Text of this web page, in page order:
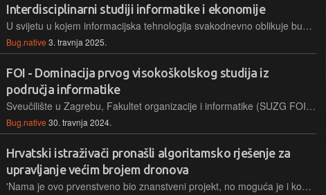
Interdisciplinarni studiji informatike i ekonomije
U svijetu u kojem informacijska tehnologija svakodnevno oblikuje budućnost, izbor pravog fakulteta ključan je za profesionalni uspjeh. Ako tražite mjesto koje spaja vrhunsku teorijsku podlogu s praktičnim iskustvom i snažnom povezanošću s industrijom, Fakultet organizacije i informatike (FOI), sastavnica Sveučilišta u Zagrebu, najbolji je izbor
Bug.native 3. travnja 2025.
FOI - Dominacija prvog visokoškolskog studija iz
područja informatike
Sveučilište u Zagrebu, Fakultet organizacije i informatike (SUZG FOI) u Varaždinu, kao vodeća visokoškolska ustanova iz područja informatike i računalstva u regiji, ističe se prema svojoj sposobnosti obrazovanja najdeficitarnijih kadrova na tržištu rada
Bug.native 30. travnja 2024.
Hrvatski istraživači pronašli algoritamsko rješenje za
upravljanje većim brojem dronova
'Nama je ovo prvenstveno bio znanstveni projekt, no moguća je i komercijalizacija među svima onima koji se bave nekom vrstom monitoringa okoline', kaže voditelj istraživačkog tima Neven Vrček